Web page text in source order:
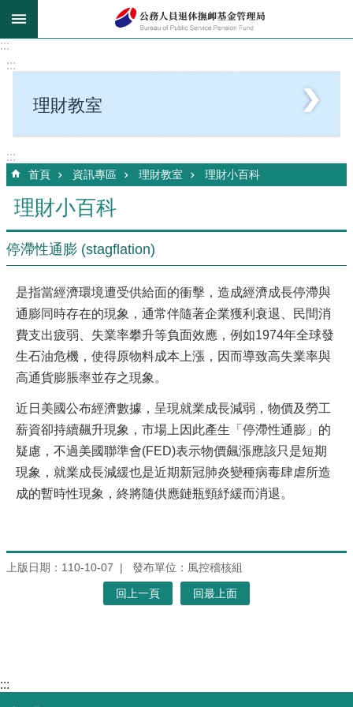
跳到主要內容區塊
:::
:::
理財教室
:::
首頁 資訊專區 理財教室 理財小百科
理財小百科
停滯性通膨 (stagflation)
是指當經濟環境遭受供給面的衝擊，造成經濟成長停滯與
通膨同時存在的現象，通常伴隨著企業獲利衰退、民間消
費支出疲弱、失業率攀升等負面效應，例如1974年全球發
生石油危機，使得原物料成本上漲，因而導致高失業率與
高通貨膨脹率並存之現象。
近日美國公布經濟數據，呈現就業成長減弱，物價及勞工
薪資卻持續飆升現象，市場上因此產生「停滯性通膨」的
疑慮，不過美國聯準會(FED)表示物價飆漲應該只是短期
現象，就業成長減緩也是近期新冠肺炎變種病毒肆虐所造
成的暫時性現象，終將隨供應鏈瓶頸紓緩而消退。
上版日期：110-10-07 發布單位：風控稽核組
回上一頁 回最上面
:::